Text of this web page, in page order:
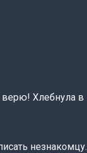
Хлебнула в
незнакомцу.